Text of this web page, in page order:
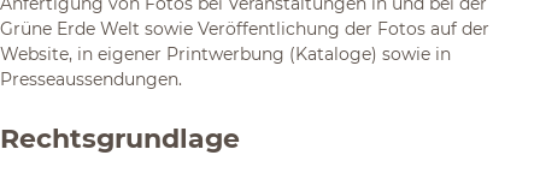
Grüne Erde Welt sowie Veröffentlichung der Fotos auf der
Website, in eigener Printwerbung (Kataloge) sowie in
Presseaussendungen.
Rechtsgrundlage